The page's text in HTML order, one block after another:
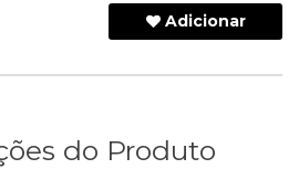
Adicionar
do Produto